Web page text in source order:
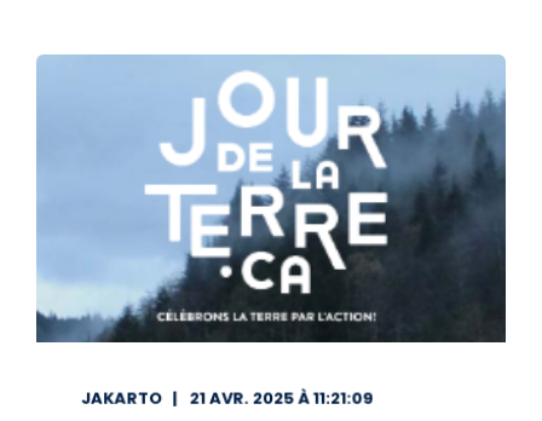
JAKARTO
21 AVR. 2025 À 11:21:09